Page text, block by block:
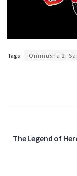
Tags: Onimusha 2:
The Legend of